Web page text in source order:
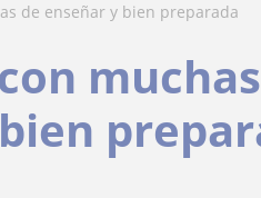
de enseñar y bien preparada